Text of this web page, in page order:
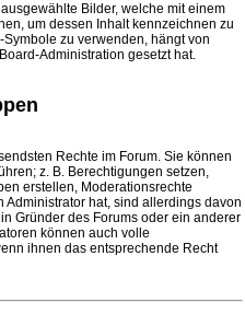
Bilder, welche mit einem
um dessen Inhalt kennzeichnen zu
zu verwenden, hängt von
Administration gesetzt hat.
Rechte im Forum. Sie können
z. B. Berechtigungen setzen,
erstellen, Moderationsrechte
Administrator hat, sind allerdings davon
Gründer des Forums oder ein anderer
können auch volle
ihnen das entsprechende Recht